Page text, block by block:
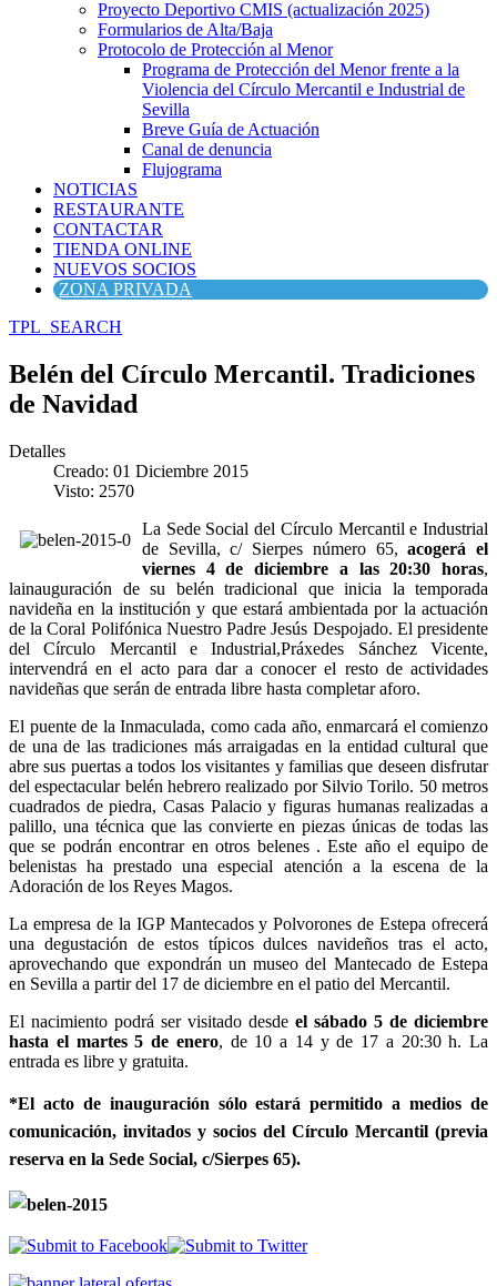
Proyecto Deportivo CMIS (actualización 2025)
Formularios de Alta/Baja
Protocolo de Protección al Menor
Programa de Protección del Menor frente a la
Violencia del Círculo Mercantil e Industrial de
Sevilla
Breve Guía de Actuación
Canal de denuncia
Flujograma
NOTICIAS
RESTAURANTE
CONTACTAR
TIENDA ONLINE
NUEVOS SOCIOS
ZONA PRIVADA
TPL_SEARCH
Belén del Círculo Mercantil. Tradiciones
de Navidad
Detalles
Creado: 01 Diciembre 2015
Visto: 2570
La Sede Social del Círculo Mercantil e Industrial
de Sevilla, c/ Sierpes número 65,acogerá el
viernes 4 de diciembre a las 20:30 horas,
lainauguración de su belén tradicional que inicia la temporada
navideña en la institución y que estará ambientada por la actuación
de la Coral Polifónica Nuestro Padre Jesús Despojado. El presidente
del Círculo Mercantil e Industrial,Práxedes Sánchez Vicente,
intervendrá en el acto para dar a conocer el resto de actividades
navideñas que serán de entrada libre hasta completar aforo.
El puente de la Inmaculada, como cada año, enmarcará el comienzo
de una de las tradiciones más arraigadas en la entidad cultural que
abre sus puertas a todos los visitantes y familias que deseen disfrutar
del espectacular belén hebrero realizado por Silvio Torilo. 50 metros
cuadrados de piedra, Casas Palacio y figuras humanas realizadas a
palillo, una técnica que las convierte en piezas únicas de todas las
que se podrán encontrar en otros belenes . Este año el equipo de
belenistas ha prestado una especial atención a la escena de la
Adoración de los Reyes Magos.
La empresa de la IGP Mantecados y Polvorones de Estepa ofrecerá
una degustación de estos típicos dulces navideños tras el acto,
aprovechando que expondrán un museo del Mantecado de Estepa
en Sevilla a partir del 17 de diciembre en el patio del Mercantil.
El nacimiento podrá ser visitado desde el sábado 5 de diciembre
hasta el martes 5 de enero, de 10 a 14 y de 17 a 20:30 h. La
entrada es libre y gratuita.
*El acto de inauguración sólo estará permitido a medios de
comunicación, invitados y socios del Círculo Mercantil (previa
reserva en la Sede Social, c/Sierpes 65).